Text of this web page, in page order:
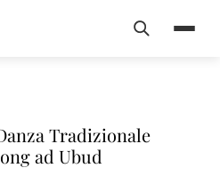
Search
Tradizionale
ad Ubud